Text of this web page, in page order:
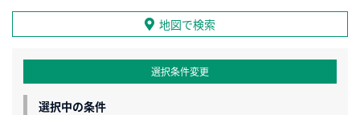
地図で検索
選択条件変更
選択中の条件